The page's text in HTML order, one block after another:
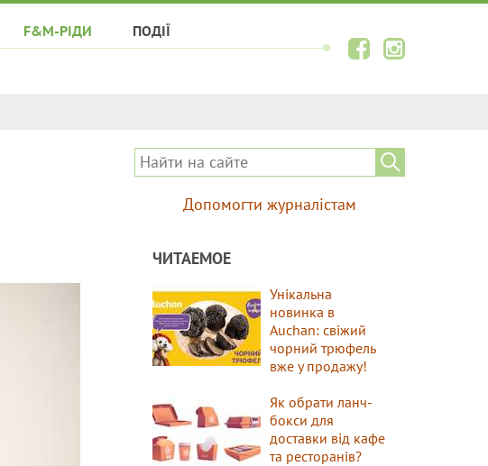
F&M-РІДИ ПОДІЇ
Допомогти журналістам
ЧИТАЕМОЕ
Унікальна
новинка в
Auchan: свіжий
чорний трюфель
вже у продажу!
Як обрати ланч-
бокси для
доставки від кафе
та ресторанів?